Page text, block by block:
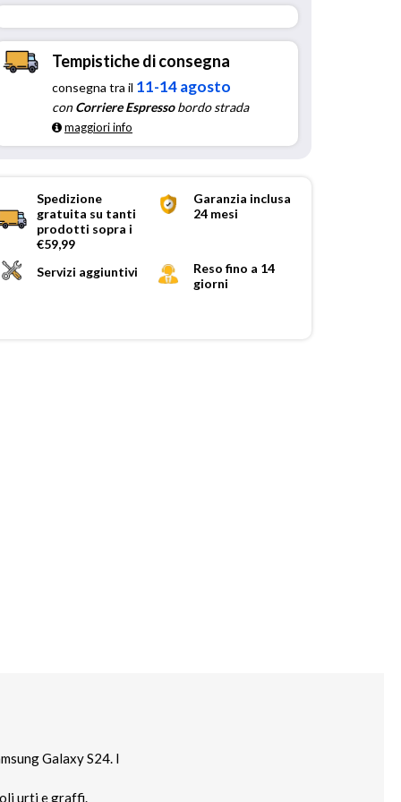
Tempistiche di consegna
consegna tra il 11-14 agosto
conCorriere Espressobordo strada
maggiori info
Spedizione
gratuita su tanti
prodotti sopra i
€59,99
Garanzia inclusa
24 mesi
Servizi aggiuntivi
Reso fino a 14
giorni
Galaxy S24. I
urti e graffi.